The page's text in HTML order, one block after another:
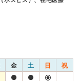
金 土 日 祝